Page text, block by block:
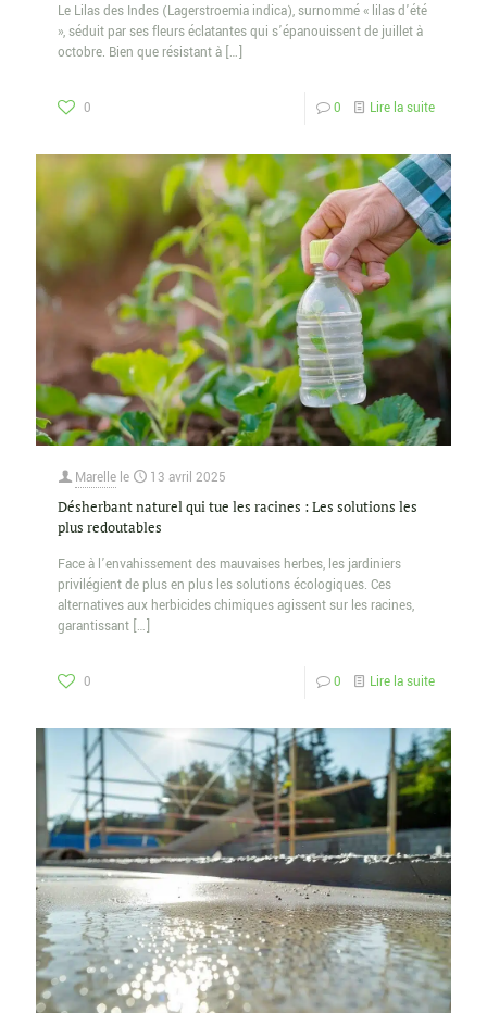
Le Lilas des Indes (Lagerstroemia indica), surnommé « lilas d’été
», séduit par ses fleurs éclatantes qui s’épanouissent de juillet à
octobre. Bien que résistant à […]
0 0 Lire la suite
Marelle le 13 avril 2025
Désherbant naturel qui tue les racines : Les solutions les
plus redoutables
Face à l’envahissement des mauvaises herbes, les jardiniers
privilégient de plus en plus les solutions écologiques. Ces
alternatives aux herbicides chimiques agissent sur les racines,
garantissant […]
0 0 Lire la suite